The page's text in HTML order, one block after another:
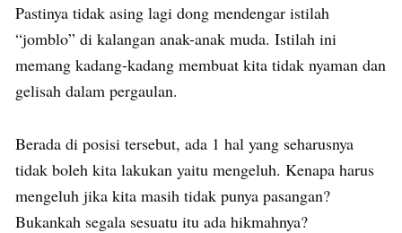
Pastinya tidak asing lagi dong mendengar istilah
“jomblo” di kalangan anak-anak muda. Istilah ini
memang kadang-kadang membuat kita tidak nyaman dan
gelisah dalam pergaulan.
Berada di posisi tersebut, ada 1 hal yang seharusnya
tidak boleh kita lakukan yaitu mengeluh. Kenapa harus
mengeluh jika kita masih tidak punya pasangan?
Bukankah segala sesuatu itu ada hikmahnya?